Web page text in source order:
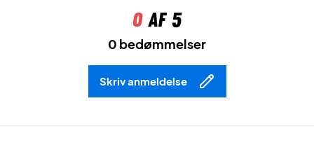
0af 5
0 bedømmelser
Skriv anmeldelse